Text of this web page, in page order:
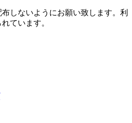
しないようにお願い致します。利
ています。